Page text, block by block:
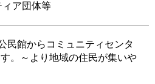
ィア団体等
民館からコミュニティセンタ
。～より地域の住民が集いや